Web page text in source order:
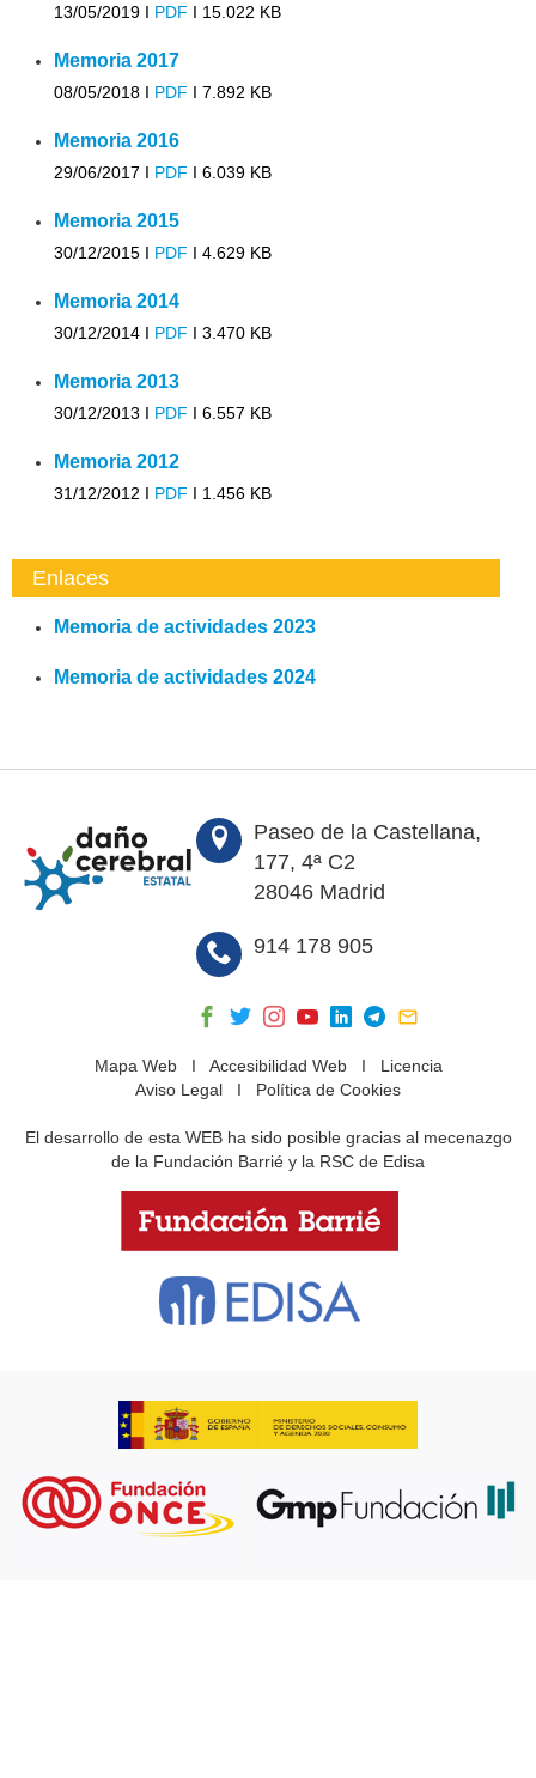
13/05/2019 I PDF I 15.022 KB
Memoria 2017
08/05/2018 I PDF I 7.892 KB
Memoria 2016
29/06/2017 I PDF I 6.039 KB
Memoria 2015
30/12/2015 I PDF I 4.629 KB
Memoria 2014
30/12/2014 I PDF I 3.470 KB
Memoria 2013
30/12/2013 I PDF I 6.557 KB
Memoria 2012
31/12/2012 I PDF I 1.456 KB
Enlaces
Memoria de actividades 2023
Memoria de actividades 2024
Paseo de la Castellana,
177, 4ª C2
28046 Madrid
914 178 905
Mapa WebI Accesibilidad WebI Licencia
Aviso Legal I Política de Cookies
El desarrollo de esta WEB ha sido posible gracias al mecenazgo
de la Fundación Barrié y la RSC de Edisa